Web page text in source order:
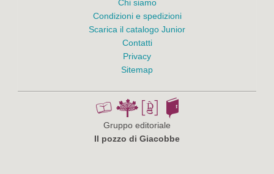
Chi siamo
Condizioni e spedizioni
Scarica il catalogo Junior
Contatti
Privacy
Sitemap
Gruppo editoriale
Il pozzo di Giacobbe